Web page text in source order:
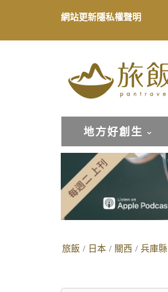
地方好創生
旅飯 / 日本 / 關西 / 兵庫縣
網站更新隱私權聲明